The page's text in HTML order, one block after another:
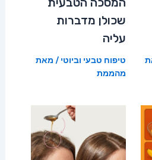
שכולן מדברות
עליה
טיפוח טבעי וביוטי / מאת
מהממת